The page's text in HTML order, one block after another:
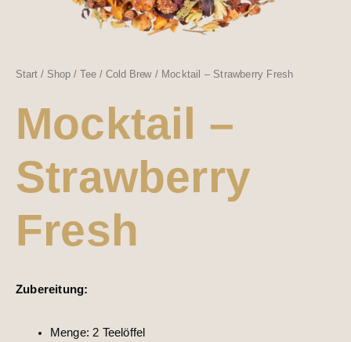
Start/ Shop/Tee/Cold Brew/ Mocktail – Strawberry Fresh
Mocktail –
Strawberry
Fresh
Zubereitung:
Menge: 2 Teelöffel